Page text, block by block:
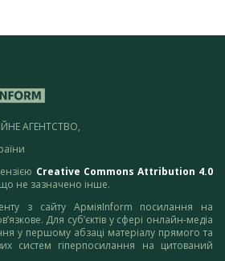
АГЕНТСТВО,
Creative Commons Attribution 4.0
не зазначено інше.
з сайту АрміяInform посилання на
Для суб’єктів у сфері онлайн-медіа
у першому абзаці матеріалу прямого та
систем гіперпосилання на цитований